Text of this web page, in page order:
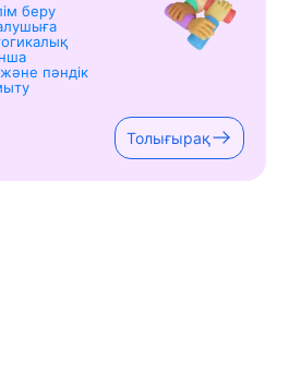
беру
және пәндік
Толығырақ